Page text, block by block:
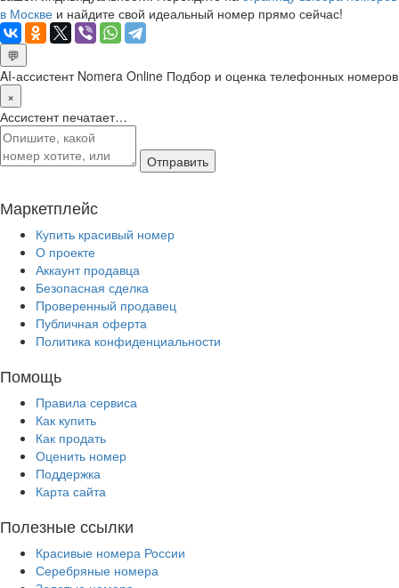
в Москве и найдите свой идеальный номер прямо сейчас!
💬
AI-ассистент Nomera Online Подбор и оценка телефонных номеров
×
Ассистент печатает…
Отправить
Маркетплейс
Купить красивый номер
О проекте
Аккаунт продавца
Безопасная сделка
Проверенный продавец
Публичная оферта
Политика конфиденциальности
Помощь
Правила сервиса
Как купить
Как продать
Оценить номер
Поддержка
Карта сайта
Полезные ссылки
Красивые номера России
Серебряные номера